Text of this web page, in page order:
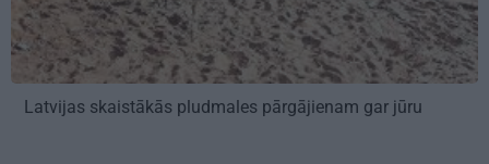
Latvijas skaistākās pludmales pārgājienam gar jūru